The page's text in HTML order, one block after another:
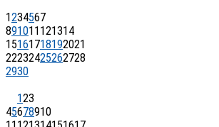
1234567
891011 121314
15161718192021
22232425262728
2930
123
45678910